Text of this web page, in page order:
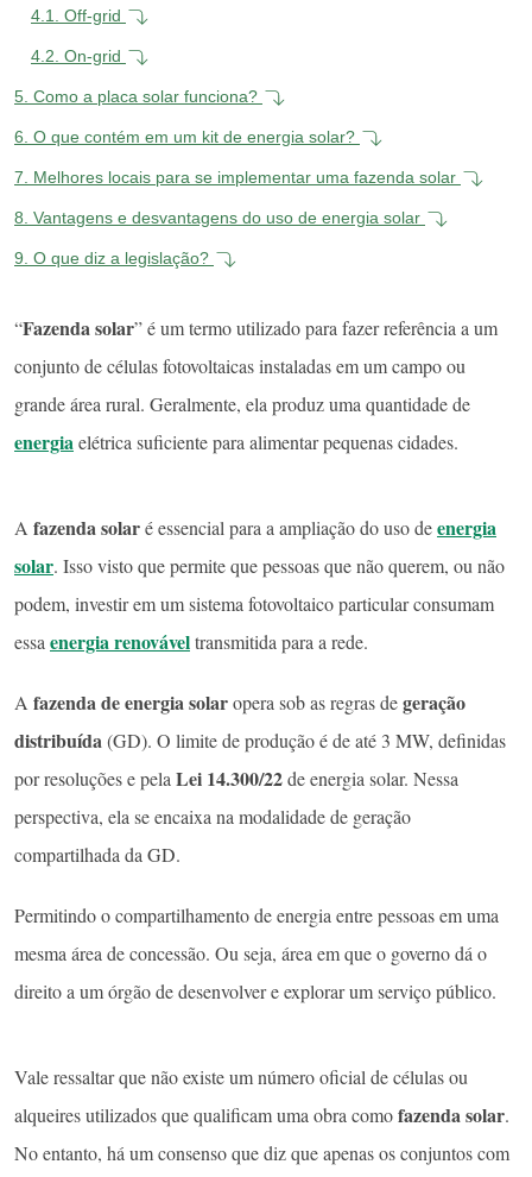
4.1.
Off-grid
4.2. On-grid
5. Como a placa solar funciona?
6. O que contém em um kit de energia solar?
7. Melhores locais para se implementar uma fazenda solar
8. Vantagens e desvantagens do uso de energia solar
9. O que diz a legislação?
“Fazenda solar” é um termo utilizado para fazer referência a um
conjunto de células fotovoltaicas instaladas em um campo ou
grande área rural. Geralmente, ela produz uma quantidade de
energiaelétrica suficiente para alimentar pequenas cidades.
A fazenda solaré essencial para a ampliação do uso deenergia
solar. Isso visto que permite que pessoas que não querem, ou não
podem, investir em um sistema fotovoltaico particular consumam
essa energia renováveltransmitida para a rede.
A fazenda de energia solaropera sob as regras degeração
distribuída(GD). O limite de produção é de até 3 MW, definidas
por resoluções e pela Lei 14.300/22de energia solar. Nessa
perspectiva, ela se encaixa na modalidade de geração
compartilhada da GD.
Permitindo o compartilhamento de energia entre pessoas em uma
mesma área de concessão. Ou seja, área em que o governo dá o
direito a um órgão de desenvolver e explorar um serviço público.
Vale ressaltar que não existe um número oficial de células ou
alqueires utilizados que qualificam uma obra comofazenda solar.
No entanto, há um consenso que diz que apenas os conjuntos com